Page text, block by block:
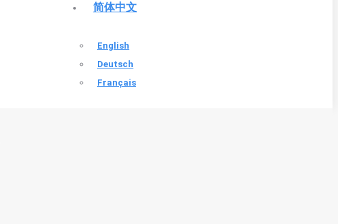
简体中文
English
Deutsch
Français